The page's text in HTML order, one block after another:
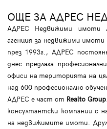
ОЩЕ ЗА АДРЕС
АДРЕС Недвижими имоти
агенция за недвижими
през 1993г., АДРЕС
днес предлага
офиси на територията на
над 600 професионално
АДРЕС е част от Realto Group
консултантски компании с
на недвижимите имоти.